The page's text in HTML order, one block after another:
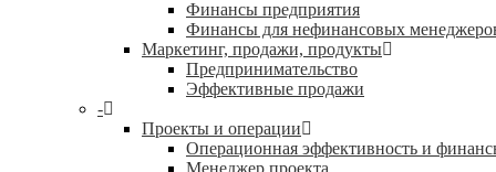
Финансы предприятия
Финансы для нефинансовых
Маркетинг, продажи, продукты
Предпринимательство
Эффективные продажи
-
Проекты и операции
Операционная эффективность и
Менеджер проекта